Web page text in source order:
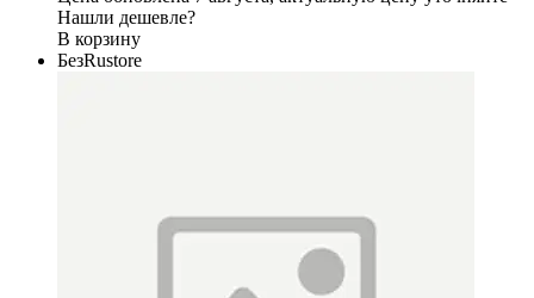
Нашли дешевле?
В корзину
БезRustore